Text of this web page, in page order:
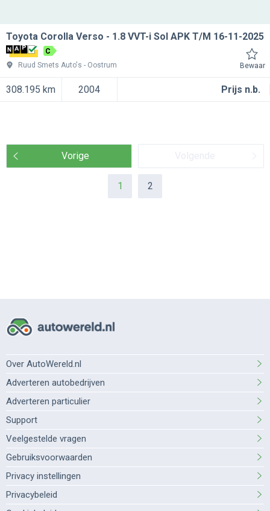
Toyota Corolla Verso 1.8 VVT-i Sol APK T/M 16-11-2025
C
Ruud Smets Auto's
Oostrum Bewaar
308.195 km 2004 Prijs n.b.
Vorige
1 2
Over AutoWereld.nl
Adverteren autobedrijven
Adverteren particulier
Support
Veelgestelde vragen
Gebruiksvoorwaarden
Privacy instellingen
Privacybeleid